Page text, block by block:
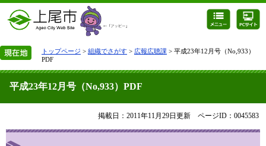
トップページ > 組織でさがす > 広報広聴課 > 平成23年12月号（No,933）
PDF
平成23年12月号（No,933）PDF
掲載日：2011年11月29日更新 ページID：0045583